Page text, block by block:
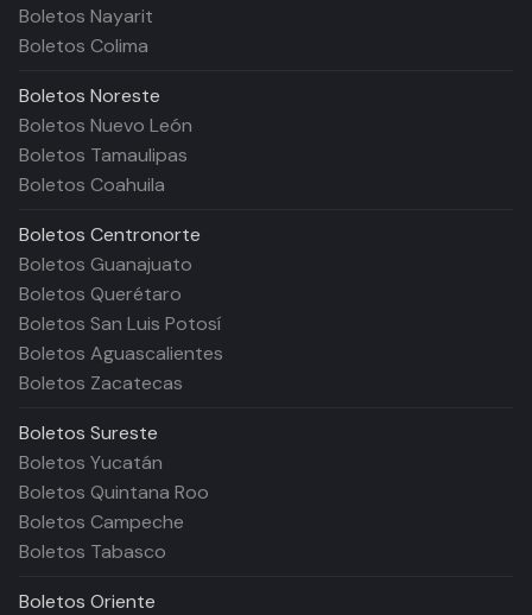
Boletos Nayarit
Boletos Colima
Boletos Noreste
Boletos Nuevo León
Boletos Tamaulipas
Boletos Coahuila
Boletos Centronorte
Boletos Guanajuato
Boletos Querétaro
Boletos San Luis Potosí
Boletos Aguascalientes
Boletos Zacatecas
Boletos Sureste
Boletos Yucatán
Boletos Quintana Roo
Boletos Campeche
Boletos Tabasco
Boletos Oriente